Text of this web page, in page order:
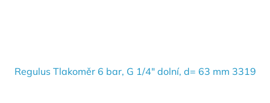
Regulus Tlakoměr 6 bar, G 1/4" dolní, d= 63 mm 3319